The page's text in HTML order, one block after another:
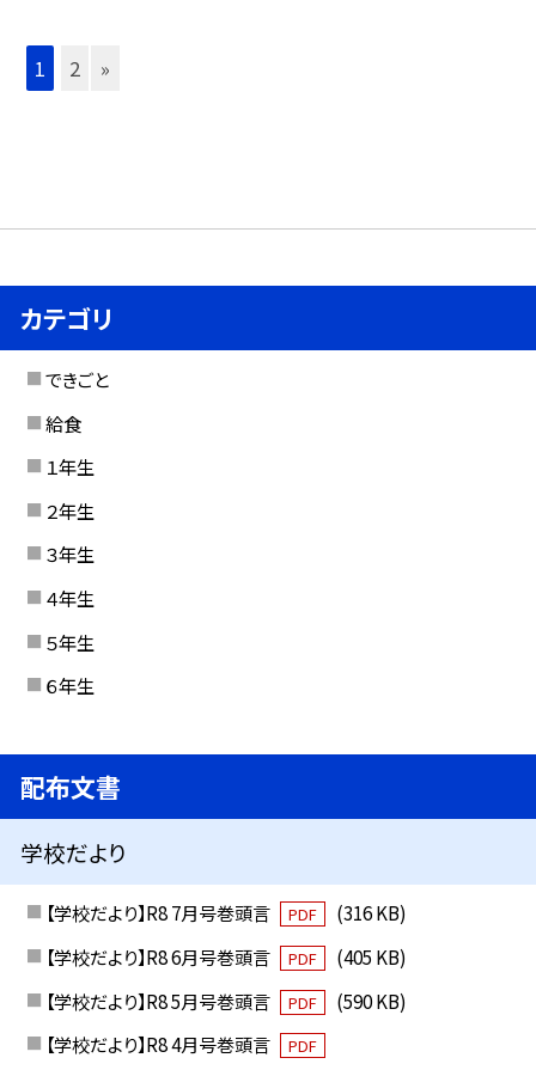
1 2 »
カテゴリ
できごと
給食
１年生
２年生
３年生
４年生
５年生
６年生
配布文書
学校だより
【学校だより】R8 7月号巻頭言 PDF
(316 KB)
【学校だより】R8 6月号巻頭言
PDF
(405 KB)
【学校だより】R8 5月号巻頭言
PDF
(590 KB)
【学校だより】R8 4月号巻頭言
PDF